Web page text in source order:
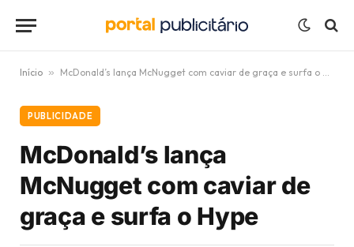
Início » McDonald’s lança McNugget com caviar de graça e surfa o Hype
PUBLICIDADE
McDonald’s lança
McNugget com caviar de
graça e surfa o Hype